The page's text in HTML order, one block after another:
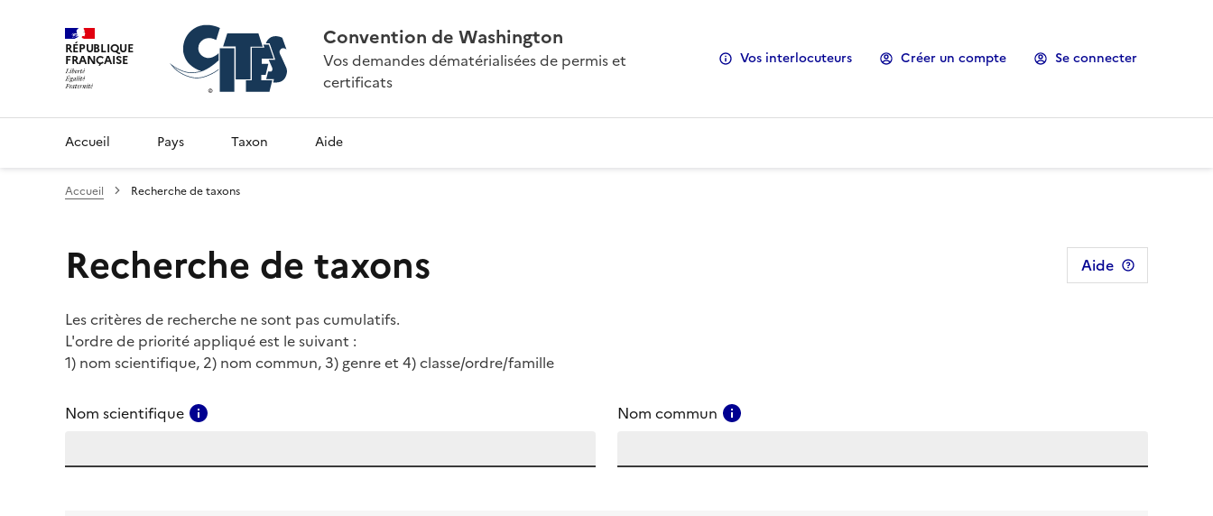
RÉPUBLIQUE
FRANÇAISE
Convention de Washington
Vos demandes dématérialisées de permis et
certificats
Vos interlocuteurs Créer un compte Se connecter
Accueil Pays Taxon Aide
Accueil Recherche de taxons
Recherche de taxons Aide
Les critères de recherche ne sont pas cumulatifs.
L'ordre de priorité appliqué est le suivant :
1) nom scientifique, 2) nom commun, 3) genre et 4) classe/ordre/famille
Nom scientifique Nom commun